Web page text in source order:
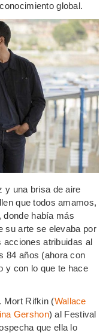
global.
y una brisa de aire
que todos amamos,
donde había más
su arte se elevaba por
atribuidas al
84 años (ahora con
y con lo que te hace
Mort Rifkin (Wallace
Gershon) al Festival
que ella lo